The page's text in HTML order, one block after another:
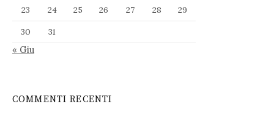
23
24 25 26 27 28
29
30
31
« Giu
COMMENTI RECENTI